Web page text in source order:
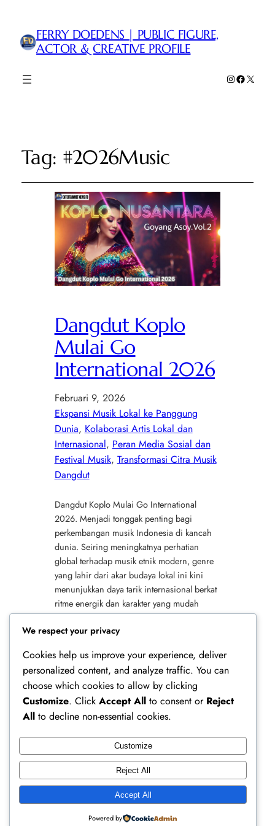
FERRY DOEDENS | PUBLIC FIGURE,
ACTOR & CREATIVE PROFILE
Instagram
Facebook
X
Tag: #2026Music
Dangdut Koplo
Mulai Go
International 2026
Februari 9, 2026
Ekspansi Musik Lokal ke Panggung
Dunia, Kolaborasi Artis Lokal dan
Internasional, Peran Media Sosial dan
Festival Musik, Transformasi Citra Musik
Dangdut
Dangdut Koplo Mulai Go International
2026. Menjadi tonggak penting bagi
perkembangan musik Indonesia di kancah
dunia. Seiring meningkatnya perhatian
global terhadap musik etnik modern, genre
yang lahir dari akar budaya lokal ini kini
menunjukkan daya tarik internasional berkat
ritme energik dan karakter yang mudah
diterima. Tidak hanya itu, eksposur digital
yang semakin luas membuat perlahan…
Ferry Doedens | Public Figure, Actor & Creative
Profile
Instagram
Facebook
X
We respect your privacy
Cookies help us improve your experience, deliver
personalized content, and analyze traffic. You can
choose which cookies to allow by clicking
Customize. Click Accept All to consent or Reject
All to decline non-essential cookies.
Customize
Reject All
Accept All
Powered by